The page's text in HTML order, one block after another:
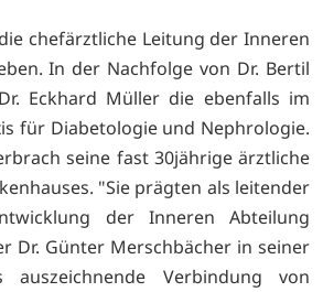
chefärztliche Leitung der Inneren
In der Nachfolge von Dr. Bertil
Eckhard Müller die ebenfalls im
für Diabetologie und Nephrologie.
seine fast 30jährige ärztliche
"Sie prägten als leitender
der Inneren Abteilung
Dr. Günter Merschbächer in seiner
Verbindung von